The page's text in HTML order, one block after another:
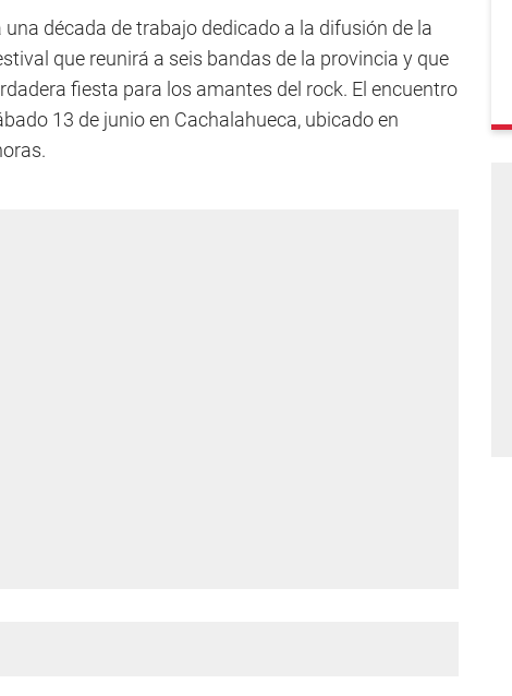
una década de trabajo dedicado a la difusión de la
que reunirá a seis bandas de la provincia y que
fiesta para los amantes del rock. El encuentro
13 de junio en Cachalahueca, ubicado en